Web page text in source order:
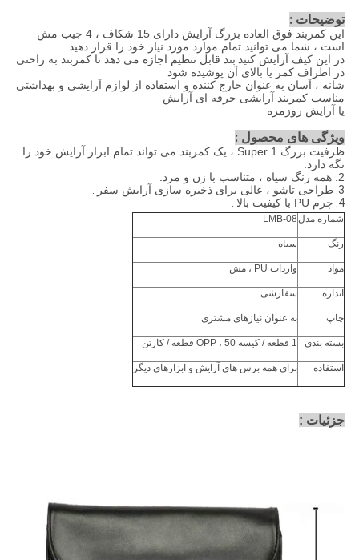
توضیحات :
این کمربند فوق العاده بزرگ آرایش دارای 15 شکاف ، 4 جیب مش
است ، شما می توانید تمام موارد مورد نیاز خود را قرار دهید
در این کیف آرایش کنید بند قابل تنظیم اجازه می دهد تا کمربند به راحتی
در اطراف کمر یا بالای آن پوشیده شود
شانه ، آسان به عنوان خارج کننده و استفاده از لوازم آرایشی و بهداشتی
مناسب کمربند آرایشی حرفه ای آرایش
یا آرایش روزمره
ویژگی های محصول :
ظرفیت بزرگ 1.Super ، یک کمربند می تواند تمام ابزار آرایش خود را
نگه دارد.
2. همه رنگ سیاه ، متناسب با زن و مرد.
3. طراحی تاشو ، عالی برای ذخیره سازی آرایش سفر .
4. چرم PU با کیفیت بالا .
شماره مدل LMB-08
رنگ سیاه
مواد واردات PU ، مش
اندازه سفارشی
چاپ به عنوان نیازهای مشتری
بسته بندی 1 قطعه / کیسه OPP ، 50 قطعه / کارتن
استفاده برای همه برس های آرایش و ابزارهای دیگر
جزئیات :